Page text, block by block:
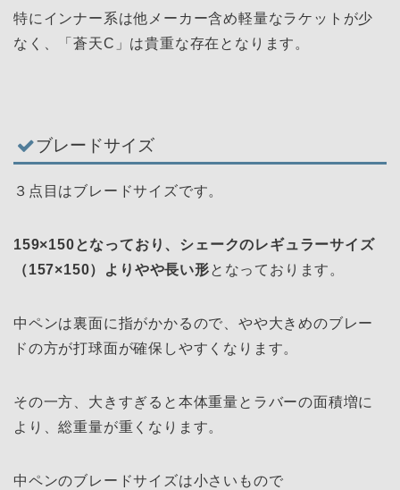
特にインナー系は他メーカー含め軽量なラケットが少
なく、「蒼天C」は貴重な存在となります。
ブレードサイズ
３点目はブレードサイズです。
159×150となっており、シェークのレギュラーサイズ
（157×150）よりやや長い形となっております。
中ペンは裏面に指がかかるので、やや大きめのブレー
ドの方が打球面が確保しやすくなります。
その一方、大きすぎると本体重量とラバーの面積増に
より、総重量が重くなります。
中ペンのブレードサイズは小さいもので